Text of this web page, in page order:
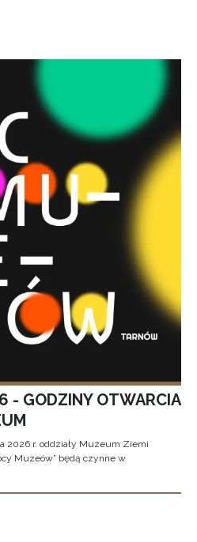
- GODZINY OTWARCIA
2026 r. oddziały Muzeum Ziemi
Muzeów” będą czynne w